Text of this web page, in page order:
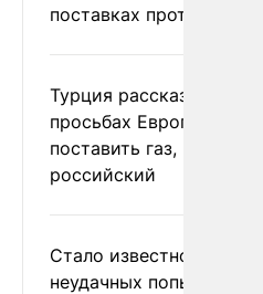
поставках
Турция рассказала о
просьбах Европы
поставить газ, но не
российский
Стало известно о
неудачных попытках